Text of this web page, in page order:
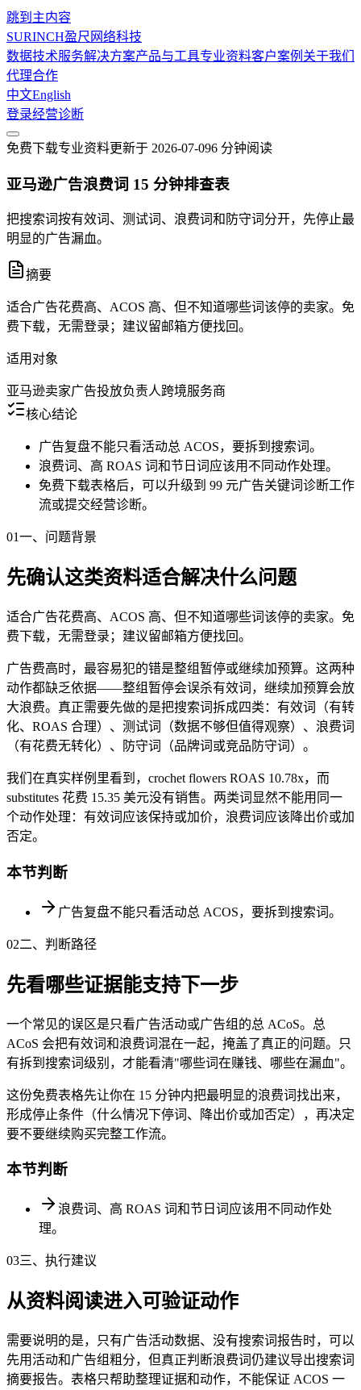
跳到主内容
SURINCH盈尺网络科技
数据技术服务解决方案产品与工具专业资料客户案例 关于我们
代理合作
中文English
登录经营诊断
免费下载专业资料更新于 2026-07-096 分钟阅读
亚马逊广告浪费词 15 分钟排查表
把搜索词按有效词、测试词、浪费词和防守词分开，先停止最
明显的广告漏血。
摘要
适合广告花费高、ACOS 高、但不知道哪些词该停的卖家。免
费下载，无需登录；建议留邮箱方便找回。
适用对象
亚马逊卖家广告投放负责人跨境服务商
核心结论
广告复盘不能只看活动总 ACOS，要拆到搜索词。
浪费词、高 ROAS 词和节日词应该用不同动作处理。
免费下载表格后，可以升级到 99 元广告关键词诊断工作
流或提交经营诊断。
01一、问题背景
先确认这类资料适合解决什么问题
适合广告花费高、ACOS 高、但不知道哪些词该停的卖家。免
费下载，无需登录；建议留邮箱方便找回。
广告费高时，最容易犯的错是整组暂停或继续加预算。这两种
动作都缺乏依据——整组暂停会误杀有效词，继续加预算会放
大浪费。真正需要先做的是把搜索词拆成四类：有效词（有转
化、ROAS 合理）、测试词（数据不够但值得观察）、浪费词
（有花费无转化）、防守词（品牌词或竞品防守词）。
我们在真实样例里看到，crochet flowers ROAS 10.78x，而
substitutes 花费 15.35 美元没有销售。两类词显然不能用同一
个动作处理：有效词应该保持或加价，浪费词应该降出价或加
否定。
本节判断
广告复盘不能只看活动总 ACOS，要拆到搜索词。
02二、判断路径
先看哪些证据能支持下一步
一个常见的误区是只看广告活动或广告组的总 ACoS。总
ACoS 会把有效词和浪费词混在一起，掩盖了真正的问题。只
有拆到搜索词级别，才能看清"哪些词在赚钱、哪些在漏血"。
这份免费表格先让你在 15 分钟内把最明显的浪费词找出来，
形成停止条件（什么情况下停词、降出价或加否定），再决定
要不要继续购买完整工作流。
本节判断
浪费词、高 ROAS 词和节日词应该用不同动作处
理。
03三、执行建议
从资料阅读进入可验证动作
需要说明的是，只有广告活动数据、没有搜索词报告时，可以
先用活动和广告组粗分，但真正判断浪费词仍建议导出搜索词
摘要报告。表格只帮助整理证据和动作，不能保证 ACOS 一